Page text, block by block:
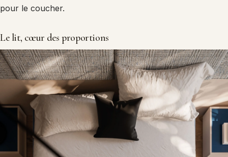
pour le coucher.
Le lit, cœur des proportions